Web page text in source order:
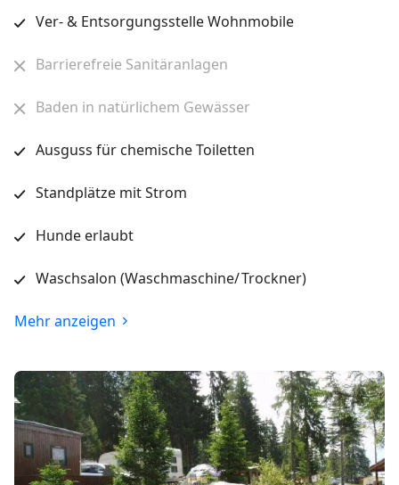
Ver- & Entsorgungsstelle Wohnmobile
Barrierefreie Sanitäranlagen
Baden in natürlichem Gewässer
Ausguss für chemische Toiletten
Standplätze mit Strom
Hunde erlaubt
Waschsalon (Waschmaschine/ Trockner)
Mehr anzeigen